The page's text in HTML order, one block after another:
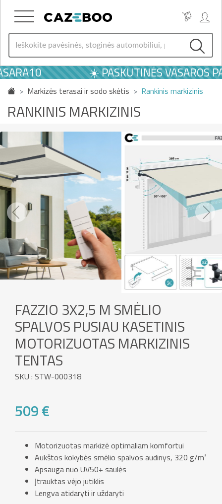
☀️ PASKUTINĖS VASAROS
Markizės terasai ir sodo skėtis Rankinis markizinis
RANKINIS MARKIZINIS
Previous Next
FAZZIO 3X2,5 M SMĖLIO
SPALVOS PUSIAU KASETINIS
MOTORIZUOTAS MARKIZINIS
TENTAS
SKU : STW-000318
509 €
Motorizuotas markizė optimaliam komfortui
Aukštos kokybės smėlio spalvos audinys, 320 g/m²
Apsauga nuo UV50+ saulės
Įtrauktas vėjo jutiklis
Lengva atidaryti ir uždaryti